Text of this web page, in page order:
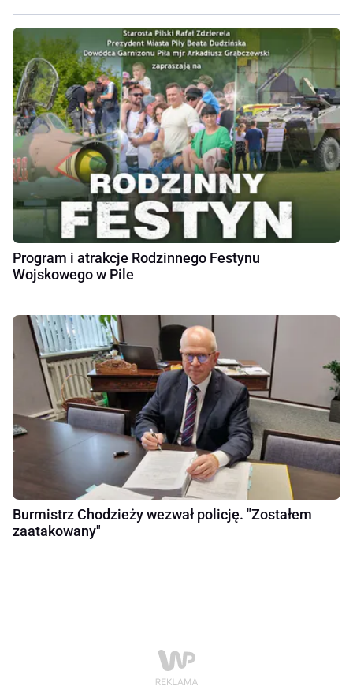
Program i atrakcje Rodzinnego Festynu
Wojskowego w Pile
Burmistrz Chodzieży wezwał policję. "Zostałem
zaatakowany"